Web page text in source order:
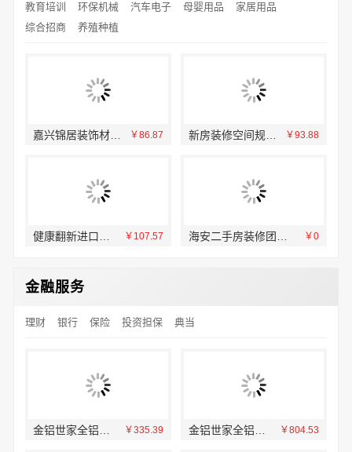
教育培训
环保机械 汽车电子 母婴用品
家居用品
综合招商
养殖种植
嘉兴锦居装饰材料有限公司：秀洲区装饰排名公寓 ￥86.87
￥107.57
￥93.88
￥0
金融服务
理财 银行 保险 投资担保 典当
￥335.39 ￥804.53